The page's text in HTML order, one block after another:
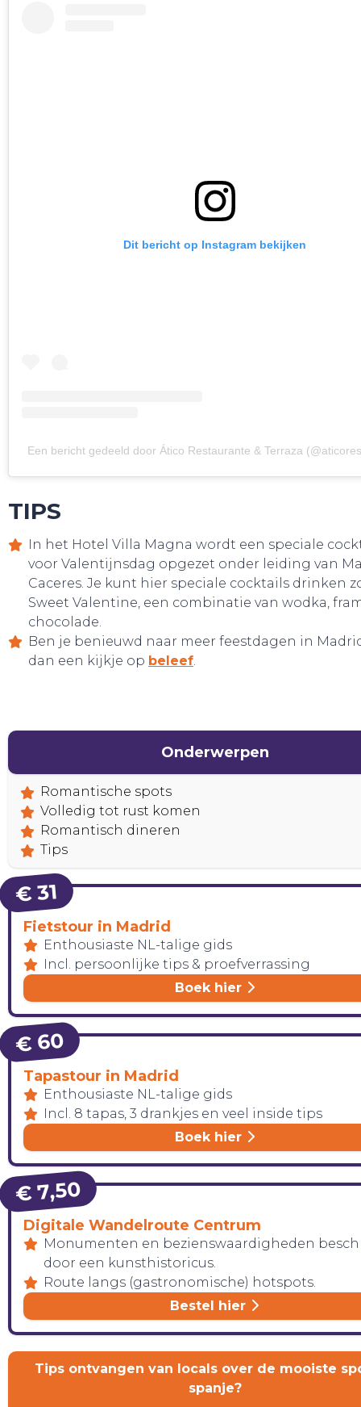
Dit bericht op Instagram bekijken
Een bericht gedeeld door Ático Restaurante & Terraza
TIPS
In het Hotel Villa Magna wordt een speciale
voor Valentijnsdag opgezet onder leiding van
Caceres. Je kunt hier speciale cocktails drinken
Sweet Valentine, een combinatie van wodka,
chocolade.
Ben je benieuwd naar meer feestdagen in
dan een kijkje op beleef
Onderwerpen
Romantische spots
Volledig tot rust komen
Romantisch dineren
Tips
€ 31
Fietstour in Madrid
Enthousiaste NL-talige gids
Incl. persoonlijke tips & proefverrassing
Boek hier
€ 60
Tapastour in Madrid
Enthousiaste NL-talige gids
Incl. 8 tapas, 3 drankjes en veel inside tips
Boek hier
€ 7,50
Digitale Wandelroute Centrum
Monumenten en bezienswaardigheden
door een kunsthistoricus.
Route langs (gastronomische) hotspots.
Bestel hier
Tips ontvangen van locals over de mooiste
spanje?